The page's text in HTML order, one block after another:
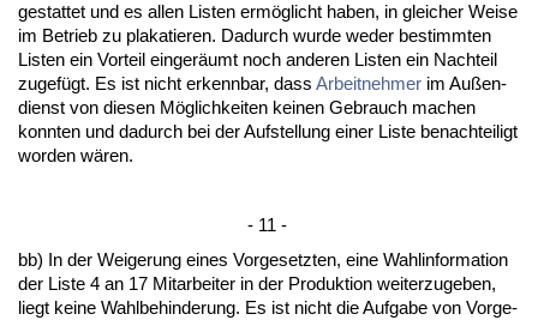
ge­stat­tet und es al­len Lis­ten ermöglicht ha­ben, in glei­cher Wei­se
im Be­trieb zu pla­ka­tie­ren. Da­durch wur­de we­der be­stimm­ten
Lis­ten ein Vor­teil ein­geräumt noch an­de­ren Lis­ten ein Nach­teil
zu­gefügt. Es ist nicht er­kenn­bar, dass Ar­beit­neh­mer im Außen­
dienst von die­sen Möglich­kei­ten kei­nen Ge­brauch ma­chen
konn­ten und da­durch bei der Auf­stel­lung ei­ner Lis­te be­nach­tei­ligt
wor­den wären.
- 11 -
bb) In der Wei­ge­rung ei­nes Vor­ge­setz­ten, ei­ne Wahl­in­for­ma­ti­on
der Lis­te 4 an 17 Mit­ar­bei­ter in der Pro­duk­ti­on wei­ter­zu­ge­ben,
liegt kei­ne Wahl­be­hin­de­rung. Es ist nicht die Auf­ga­be von Vor­ge­